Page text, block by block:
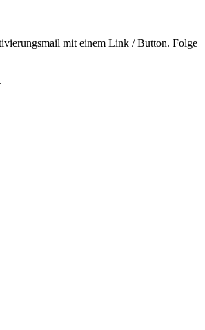
mit einem Link / Button. Folge
.